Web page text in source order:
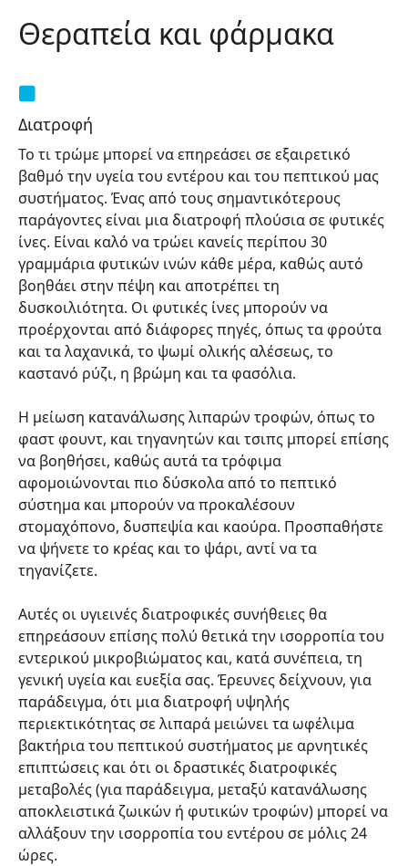
Θεραπεία και φάρμακα
Διατροφή
Το τι τρώμε μπορεί να επηρεάσει σε εξαιρετικό
βαθμό την υγεία του εντέρου και του πεπτικού μας
συστήματος. Ένας από τους σημαντικότερους
παράγοντες είναι μια διατροφή πλούσια σε φυτικές
ίνες. Είναι καλό να τρώει κανείς περίπου 30
γραμμάρια φυτικών ινών κάθε μέρα, καθώς αυτό
βοηθάει στην πέψη και αποτρέπει τη
δυσκοιλιότητα. Οι φυτικές ίνες μπορούν να
προέρχονται από διάφορες πηγές, όπως τα φρούτα
και τα λαχανικά, το ψωμί ολικής αλέσεως, το
καστανό ρύζι, η βρώμη και τα φασόλια.
Η μείωση κατανάλωσης λιπαρών τροφών, όπως το
φαστ φουντ, και τηγανητών και τσιπς μπορεί επίσης
να βοηθήσει, καθώς αυτά τα τρόφιμα
αφομοιώνονται πιο δύσκολα από το πεπτικό
σύστημα και μπορούν να προκαλέσουν
στομαχόπονο, δυσπεψία και καούρα. Προσπαθήστε
να ψήνετε το κρέας και το ψάρι, αντί να τα
τηγανίζετε.
Αυτές οι υγιεινές διατροφικές συνήθειες θα
επηρεάσουν επίσης πολύ θετικά την ισορροπία του
εντερικού μικροβιώματος και, κατά συνέπεια, τη
γενική υγεία και ευεξία σας. Έρευνες δείχνουν, για
παράδειγμα, ότι μια διατροφή υψηλής
περιεκτικότητας σε λιπαρά μειώνει τα ωφέλιμα
βακτήρια του πεπτικού συστήματος με αρνητικές
επιπτώσεις και ότι οι δραστικές διατροφικές
μεταβολές (για παράδειγμα, μεταξύ κατανάλωσης
αποκλειστικά ζωικών ή φυτικών τροφών) μπορεί να
αλλάξουν την ισορροπία του εντέρου σε μόλις 24
ώρες.